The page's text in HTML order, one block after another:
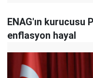
ENAG'ın kurucusu
enflasyon hayal